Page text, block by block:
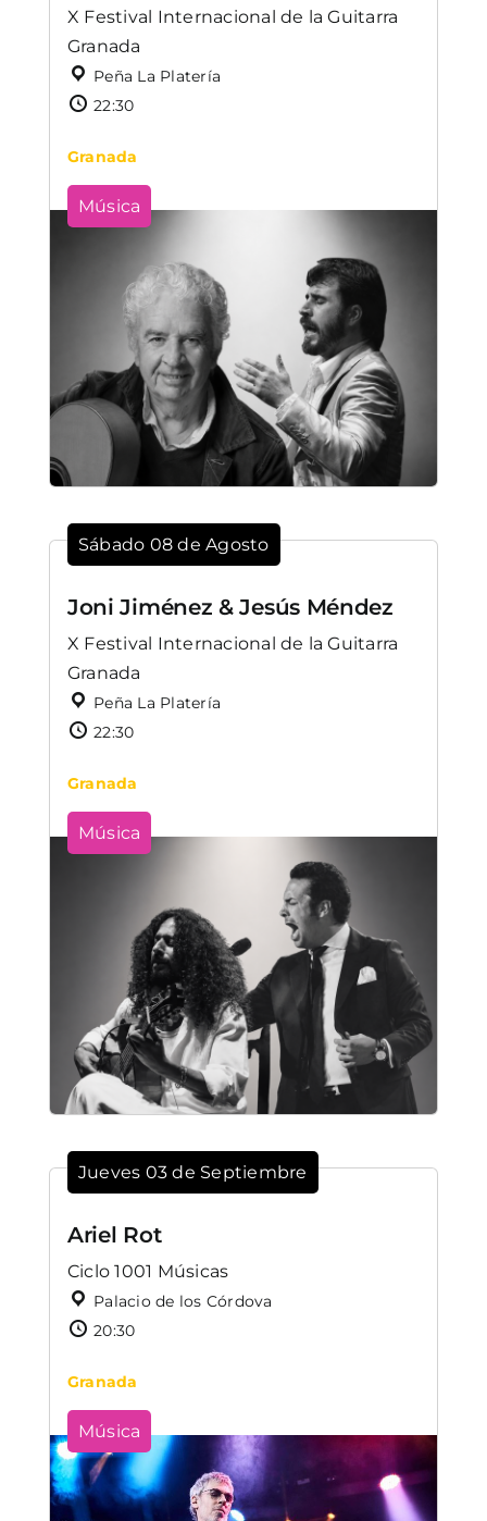
X Festival Internacional de la Guitarra
Granada
Peña La Platería
22:30
Granada
Música
Sábado 08 de Agosto
Joni Jiménez & Jesús Méndez
X Festival Internacional de la Guitarra
Granada
Peña La Platería
22:30
Granada
Música
Jueves 03 de Septiembre
Ariel Rot
Ciclo 1001 Músicas
Palacio de los Córdova
20:30
Granada
Música